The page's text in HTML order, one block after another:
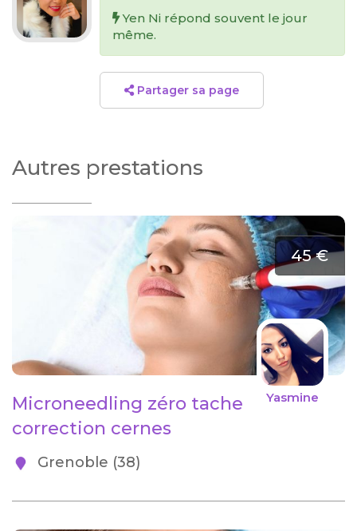
Yen Ni répond souvent le jour
même.
Partager sa page
Autres prestations
45 €
Yasmine
Microneedling zéro tache
correction cernes
Grenoble (38)